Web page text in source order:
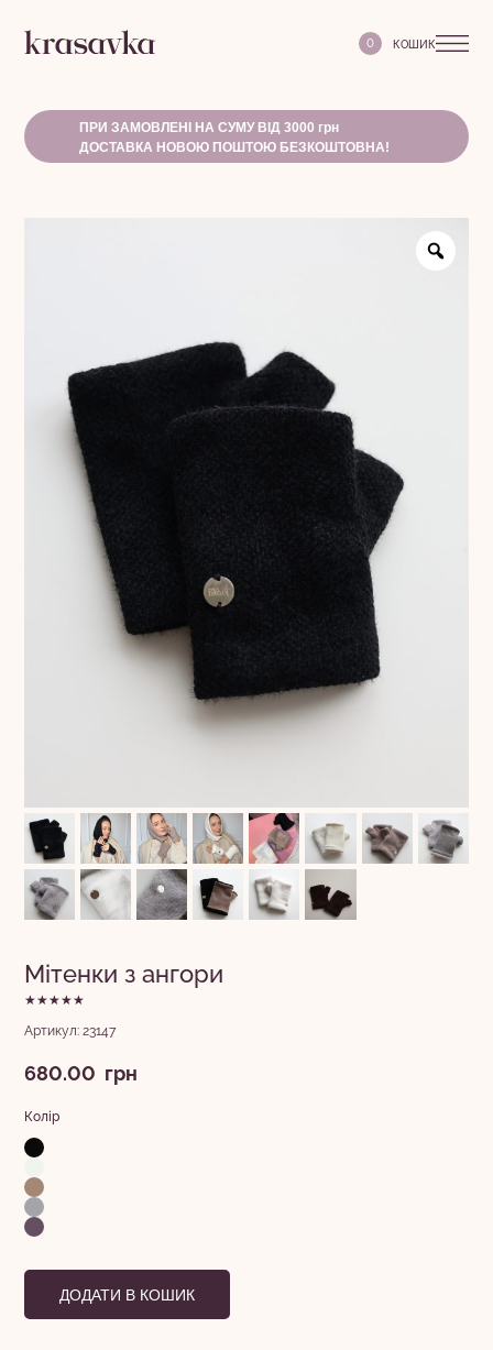
0
ПРИ ЗАМОВЛЕНІ НА СУМУ ВІД 3000 грн
ДОСТАВКА НОВОЮ ПОШТОЮ БЕЗКОШТОВНА!
Мітенки з ангори
★★★★★
Артикул: 23147
680.00 грн
Колір
ДОДАТИ В КОШИК